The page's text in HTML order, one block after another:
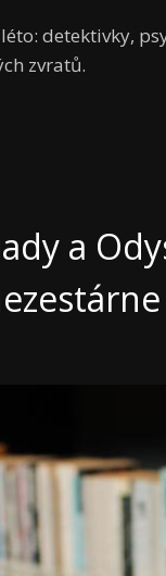
detektivky,
zvratů.
a